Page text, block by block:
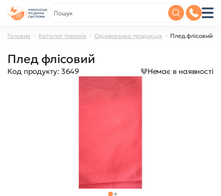
Головна Каталог товарів Одноразова продукція Плед флісовий
Плед флісовий
Код продукту: 3649 Немає в наявності